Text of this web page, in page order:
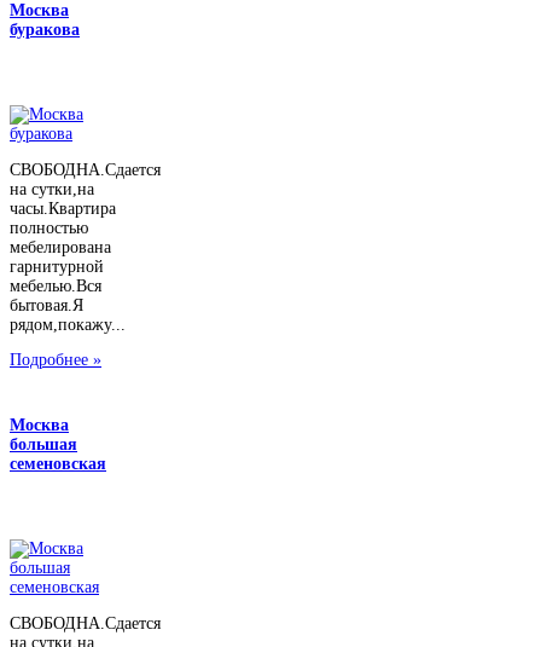
Москва
буракова
СВОБОДНА.Сдается
на сутки,на
часы.Квартира
полностью
мебелирована
гарнитурной
мебелью.Вся
бытовая.Я
рядом,покажу...
Подробнее »
Москва
большая
семеновская
СВОБОДНА.Сдается
на сутки,на